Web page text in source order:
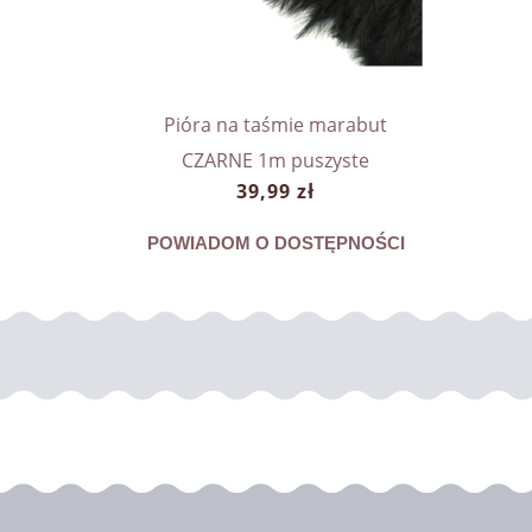
Pióra na taśmie marabut
CZARNE 1m puszyste
39,99 zł
POWIADOM O DOSTĘPNOŚCI